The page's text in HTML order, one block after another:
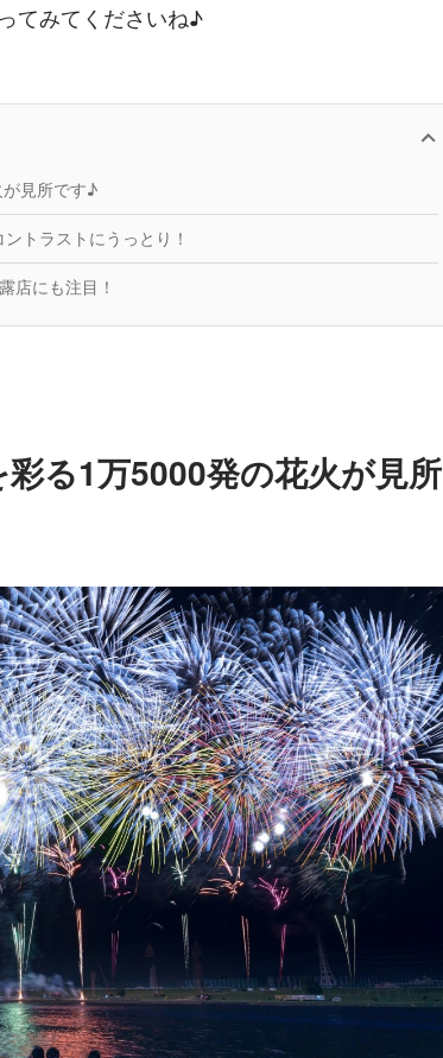
てみてくださいね♪
見所です♪
トラストにうっとり！
店にも注目！
る1万5000発の花火が見所